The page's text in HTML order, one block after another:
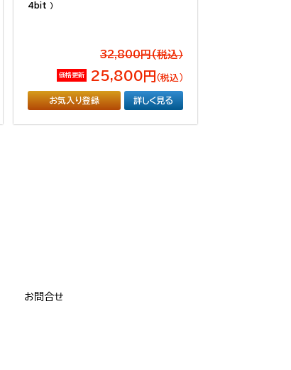
4bit ）
32,800円(税込）
価格更新 25,800円 （税込）
お気入り登録 詳しく見る
お問合せ